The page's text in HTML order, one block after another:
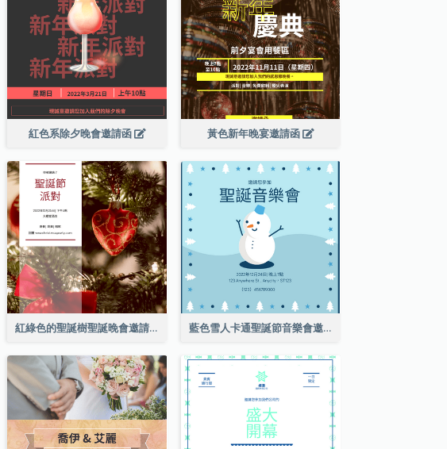
紅色系除夕晚會邀請函 黃色新年晚宴邀請函
紅綠色的聖誕樹聖誕晚會邀請函 藍色雪人卡通聖誕節音樂會邀請